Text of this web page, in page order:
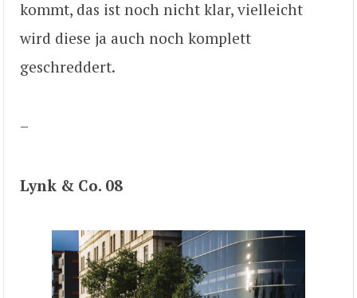
kommt, das ist noch nicht klar, vielleicht
wird diese ja auch noch komplett
geschreddert.
–
Lynk & Co. 08